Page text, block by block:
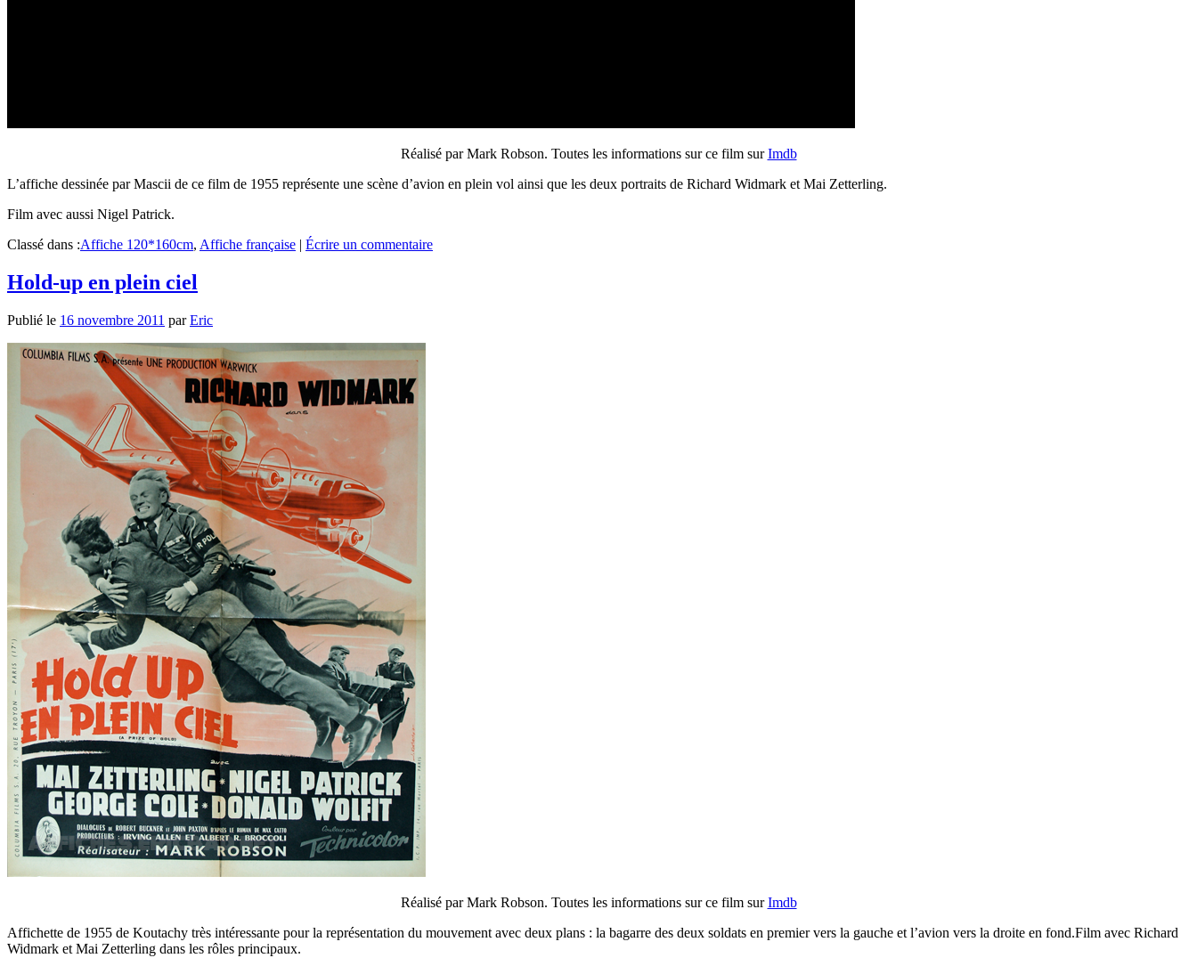
Réalisé par Mark Robson. Toutes les informations sur ce film surImdb
L’affiche dessinée par Mascii de ce film de 1955 représente une scène d’avion en plein vol ainsi que les deux portraits de Richard Widmark et Mai Zetterling.
Film avec aussi Nigel Patrick.
Classé dans :Affiche 120*160cm, Affiche française | Écrire un commentaire
Hold-up en plein ciel
Publié le 16 novembre 2011 parEric
Réalisé par Mark Robson. Toutes les informations sur ce film surImdb
Affichette de 1955 de Koutachy très intéressante pour la représentation du mouvement avec deux plans : la bagarre des deux soldats en premier vers la gauche et l’avion vers la droite en fond.Film avec Richard
Widmark et Mai Zetterling dans les rôles principaux.